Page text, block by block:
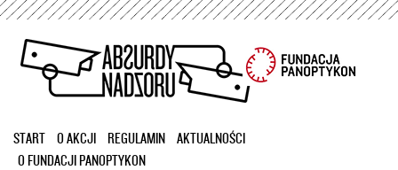
Przejdź
treści
START O AKCJI REGULAMIN
AKTUALNOŚCI
O FUNDACJI PANOPTYKON